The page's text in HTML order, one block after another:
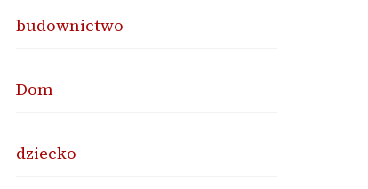
budownictwo
Dom
dziecko